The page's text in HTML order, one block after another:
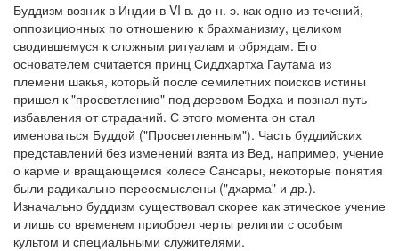
Ссылки
Религиозные учения и секты, справочник
9 августа
Св. Тереза Бенедикта Креста, дева и мученица
см. календарь
Обратная связь
mail@apologia.ru
Буддизм возник в Индии в VI в. до н. э. как одно из течений,
оппозиционных по отношению к брахманизму, целиком
сводившемуся к сложным ритуалам и обрядам. Его
основателем считается принц Сиддхартха Гаутама из
племени шакья, который после семилетних поисков истины
пришел к "просветлению" под деревом Бодха и познал путь
избавления от страданий. С этого момента он стал
именоваться Буддой ("Просветленным"). Часть буддийских
представлений без изменений взята из Вед, например, учение
о карме и вращающемся колесе Сансары, некоторые понятия
были радикально переосмыслены ("дхарма" и др.).
Изначально буддизм существовал скорее как этическое учение
и лишь со временем приобрел черты религии с особым
культом и специальными служителями.